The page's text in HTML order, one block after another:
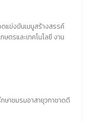
ดแข่งขันเมนูสร้างสรรค์
ตรและเทคโนโลยี งาน
ษาชมรมอาสายุวกาชาดดี